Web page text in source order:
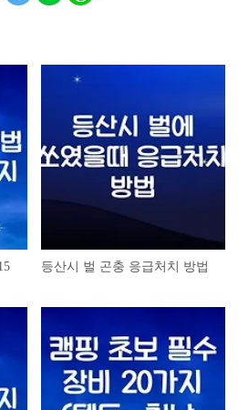
등산시 벌 곤충 응급처치 방법